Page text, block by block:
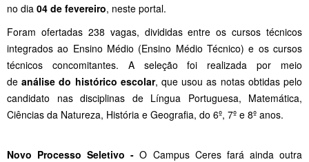
no dia 04 de fevereiro, neste portal.
Foram ofertadas 238 vagas, divididas entre os cursos técnicos
integrados ao Ensino Médio (Ensino Médio Técnico) e os cursos
técnicos concomitantes. A seleção foi realizada por meio
deanálise do histórico escolar, que usou as notas obtidas pelo
candidato nas disciplinas de Língua Portuguesa, Matemática,
Ciências da Natureza, História e Geografia, do 6º, 7º e 8º anos.
Novo Processo Seletivo - O Campus Ceres fará ainda outra